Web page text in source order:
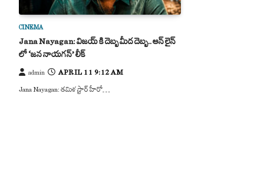
CINEMA
Jana Nayagan: విజయ్ కి దెబ్బ మీద దెబ్బ.. ఆన్ లైన్
లో ‘జన నాయగన్’ లీక్
admin APRIL 11 9:12 AM
Jana Nayagan: తమిళ స్టార్ హీరో…